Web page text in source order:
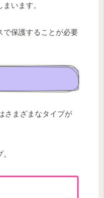
います。
で保護することが必要
さまざまなタイプが